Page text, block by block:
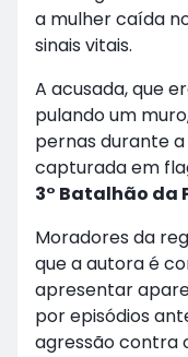
a mulher caída
sinais vitais.
A acusada, que
pulando um
pernas durante
capturada em
3° Batalhão da
Moradores da
que a autora é
apresentar
por episódios
agressão contra